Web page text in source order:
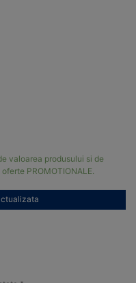
valoarea produsului si de
PROMOTIONALE.